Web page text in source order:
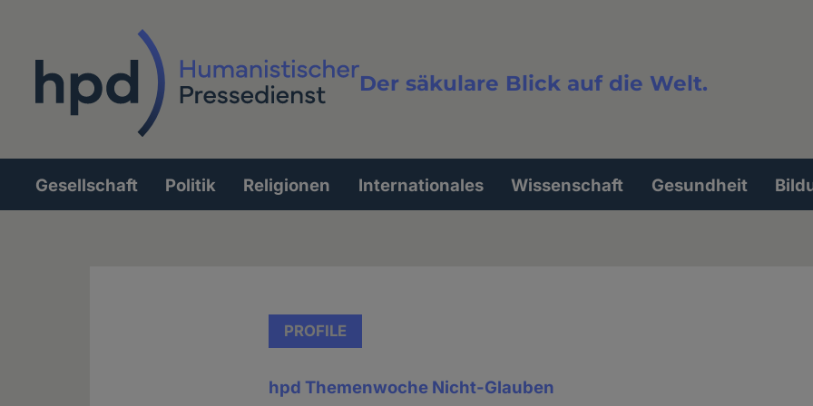
Der säkulare Blick auf die Welt.
Volltextsuche
Hauptnavigation
Gesellschaft Politik Religionen Internationales Wissenschaft Gesundheit
PROFILE
hpd Themenwoche Nicht-Glauben